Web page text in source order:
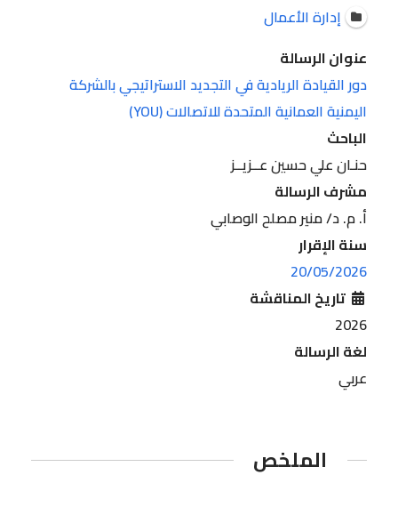
إدارة الأعمال
عنوان الرسالة
دور القيادة الريادية في التجديد الاستراتيجي بالشركة
اليمنية العمانية المتحدة للاتصالات (YOU)
الباحث
حنـان علي حسين عــزيــز
مشرف الرسالة
أ‌. م. د/ منير مصلح الوصابي
سنة الإقرار
20/05/2026
تاريخ المناقشة
2026
لغة الرسالة
عربي
الملخص